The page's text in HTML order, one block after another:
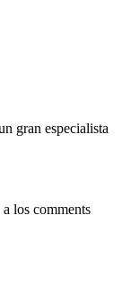
gran especialista
los comments